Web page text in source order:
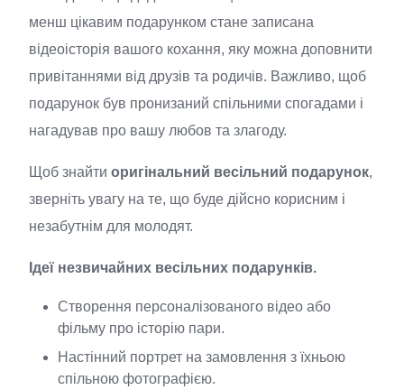
менш цікавим подарунком стане записана
відеоісторія вашого кохання, яку можна доповнити
привітаннями від друзів та родичів. Важливо, щоб
подарунок був пронизаний спільними спогадами і
нагадував про вашу любов та злагоду.
Щоб знайти оригінальний весільний подарунок,
зверніть увагу на те, що буде дійсно корисним і
незабутнім для молодят.
Ідеї незвичайних весільних подарунків.
Створення персоналізованого відео або
фільму про історію пари.
Настінний портрет на замовлення з їхньою
спільною фотографією.